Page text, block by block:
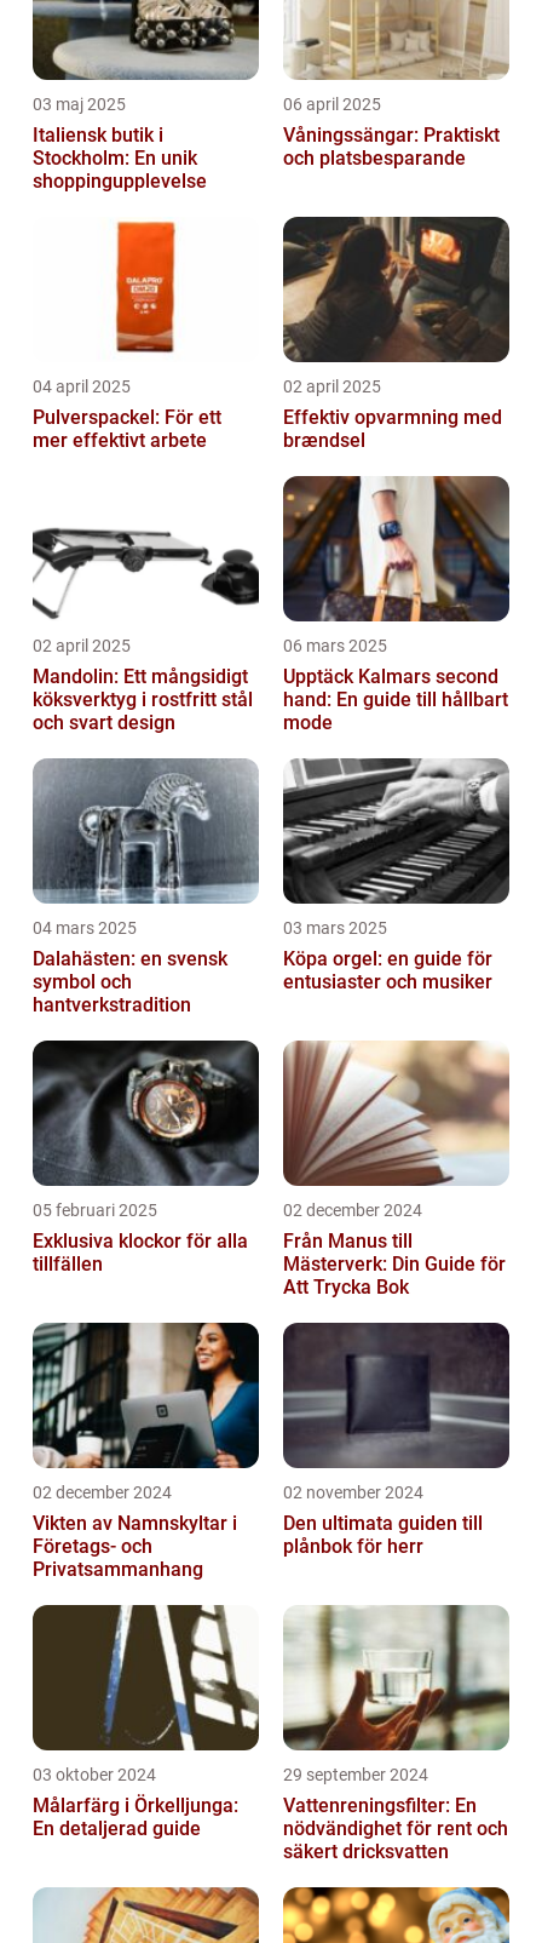
03 maj 2025
Italiensk butik i
Stockholm: En unik
shoppingupplevelse
06 april 2025
Våningssängar: Praktiskt
och platsbesparande
04 april 2025
Pulverspackel: För ett
mer effektivt arbete
02 april 2025
Effektiv opvarmning med
brændsel
02 april 2025
Mandolin: Ett mångsidigt
köksverktyg i rostfritt stål
och svart design
06 mars 2025
Upptäck Kalmars second
hand: En guide till hållbart
mode
04 mars 2025
Dalahästen: en svensk
symbol och
hantverkstradition
03 mars 2025
Köpa orgel: en guide för
entusiaster och musiker
05 februari 2025
Exklusiva klockor för alla
tillfällen
02 december 2024
Från Manus till
Mästerverk: Din Guide för
Att Trycka Bok
02 december 2024
Vikten av Namnskyltar i
Företags- och
Privatsammanhang
02 november 2024
Den ultimata guiden till
plånbok för herr
03 oktober 2024
Målarfärg i Örkelljunga:
En detaljerad guide
29 september 2024
Vattenreningsfilter: En
nödvändighet för rent och
säkert dricksvatten